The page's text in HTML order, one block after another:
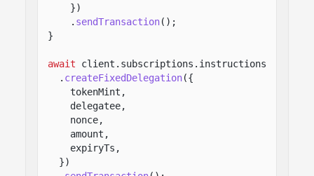
})
. sendTransaction();
}
await
client.subscriptions.instructions
. createFixedDelegation({
tokenMint,
delegatee,
nonce,
amount,
expiryTs,
})